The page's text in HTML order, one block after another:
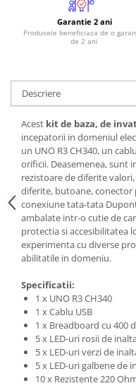
Garantie 2 ani
Produsele beneficiaza de o
de 2 ani
Descriere
Acest kit de baza, de
incepatorii in domeniul
un UNO R3 CH340, un
orificii. Deasemenea, sunt
rezistoare de diferite
diferite, butoane, conector
conexiune tata-tata
ambalate intr-o cutie de
protectia si accesibilitatea
experimenta cu diverse
abilitatile in domeniu.
Specificatii:
1 x UNO R3 CH340
1 x Cablu USB
1 x Breadboard cu 400
5 x LED-uri rosii de
5 x LED-uri verzi de
5 x LED-uri galbene de
10 x Rezistente 220